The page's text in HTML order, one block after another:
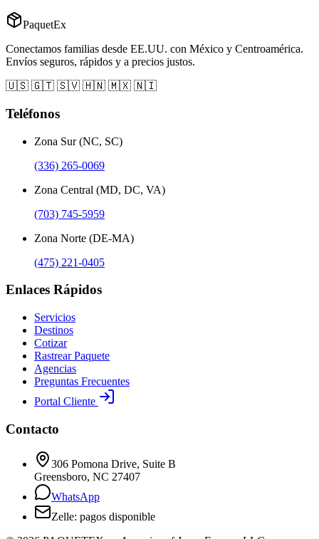
PaquetEx
Conectamos familias desde EE.UU. con México y Centroamérica.
Envíos seguros, rápidos y a precios justos.
🇺🇸 🇬🇹 🇸🇻 🇭🇳 🇲🇽 🇳🇮
Teléfonos
Zona Sur (NC, SC)
(336) 265-0069
Zona Central (MD, DC, VA)
(703) 745-5959
Zona Norte (DE-MA)
(475) 221-0405
Enlaces Rápidos
Servicios
Destinos
Cotizar
Rastrear Paquete
Agencias
Preguntas Frecuentes
Portal Cliente
Contacto
306 Pomona Drive, Suite B
Greensboro, NC 27407
WhatsApp
Zelle: pagos disponible